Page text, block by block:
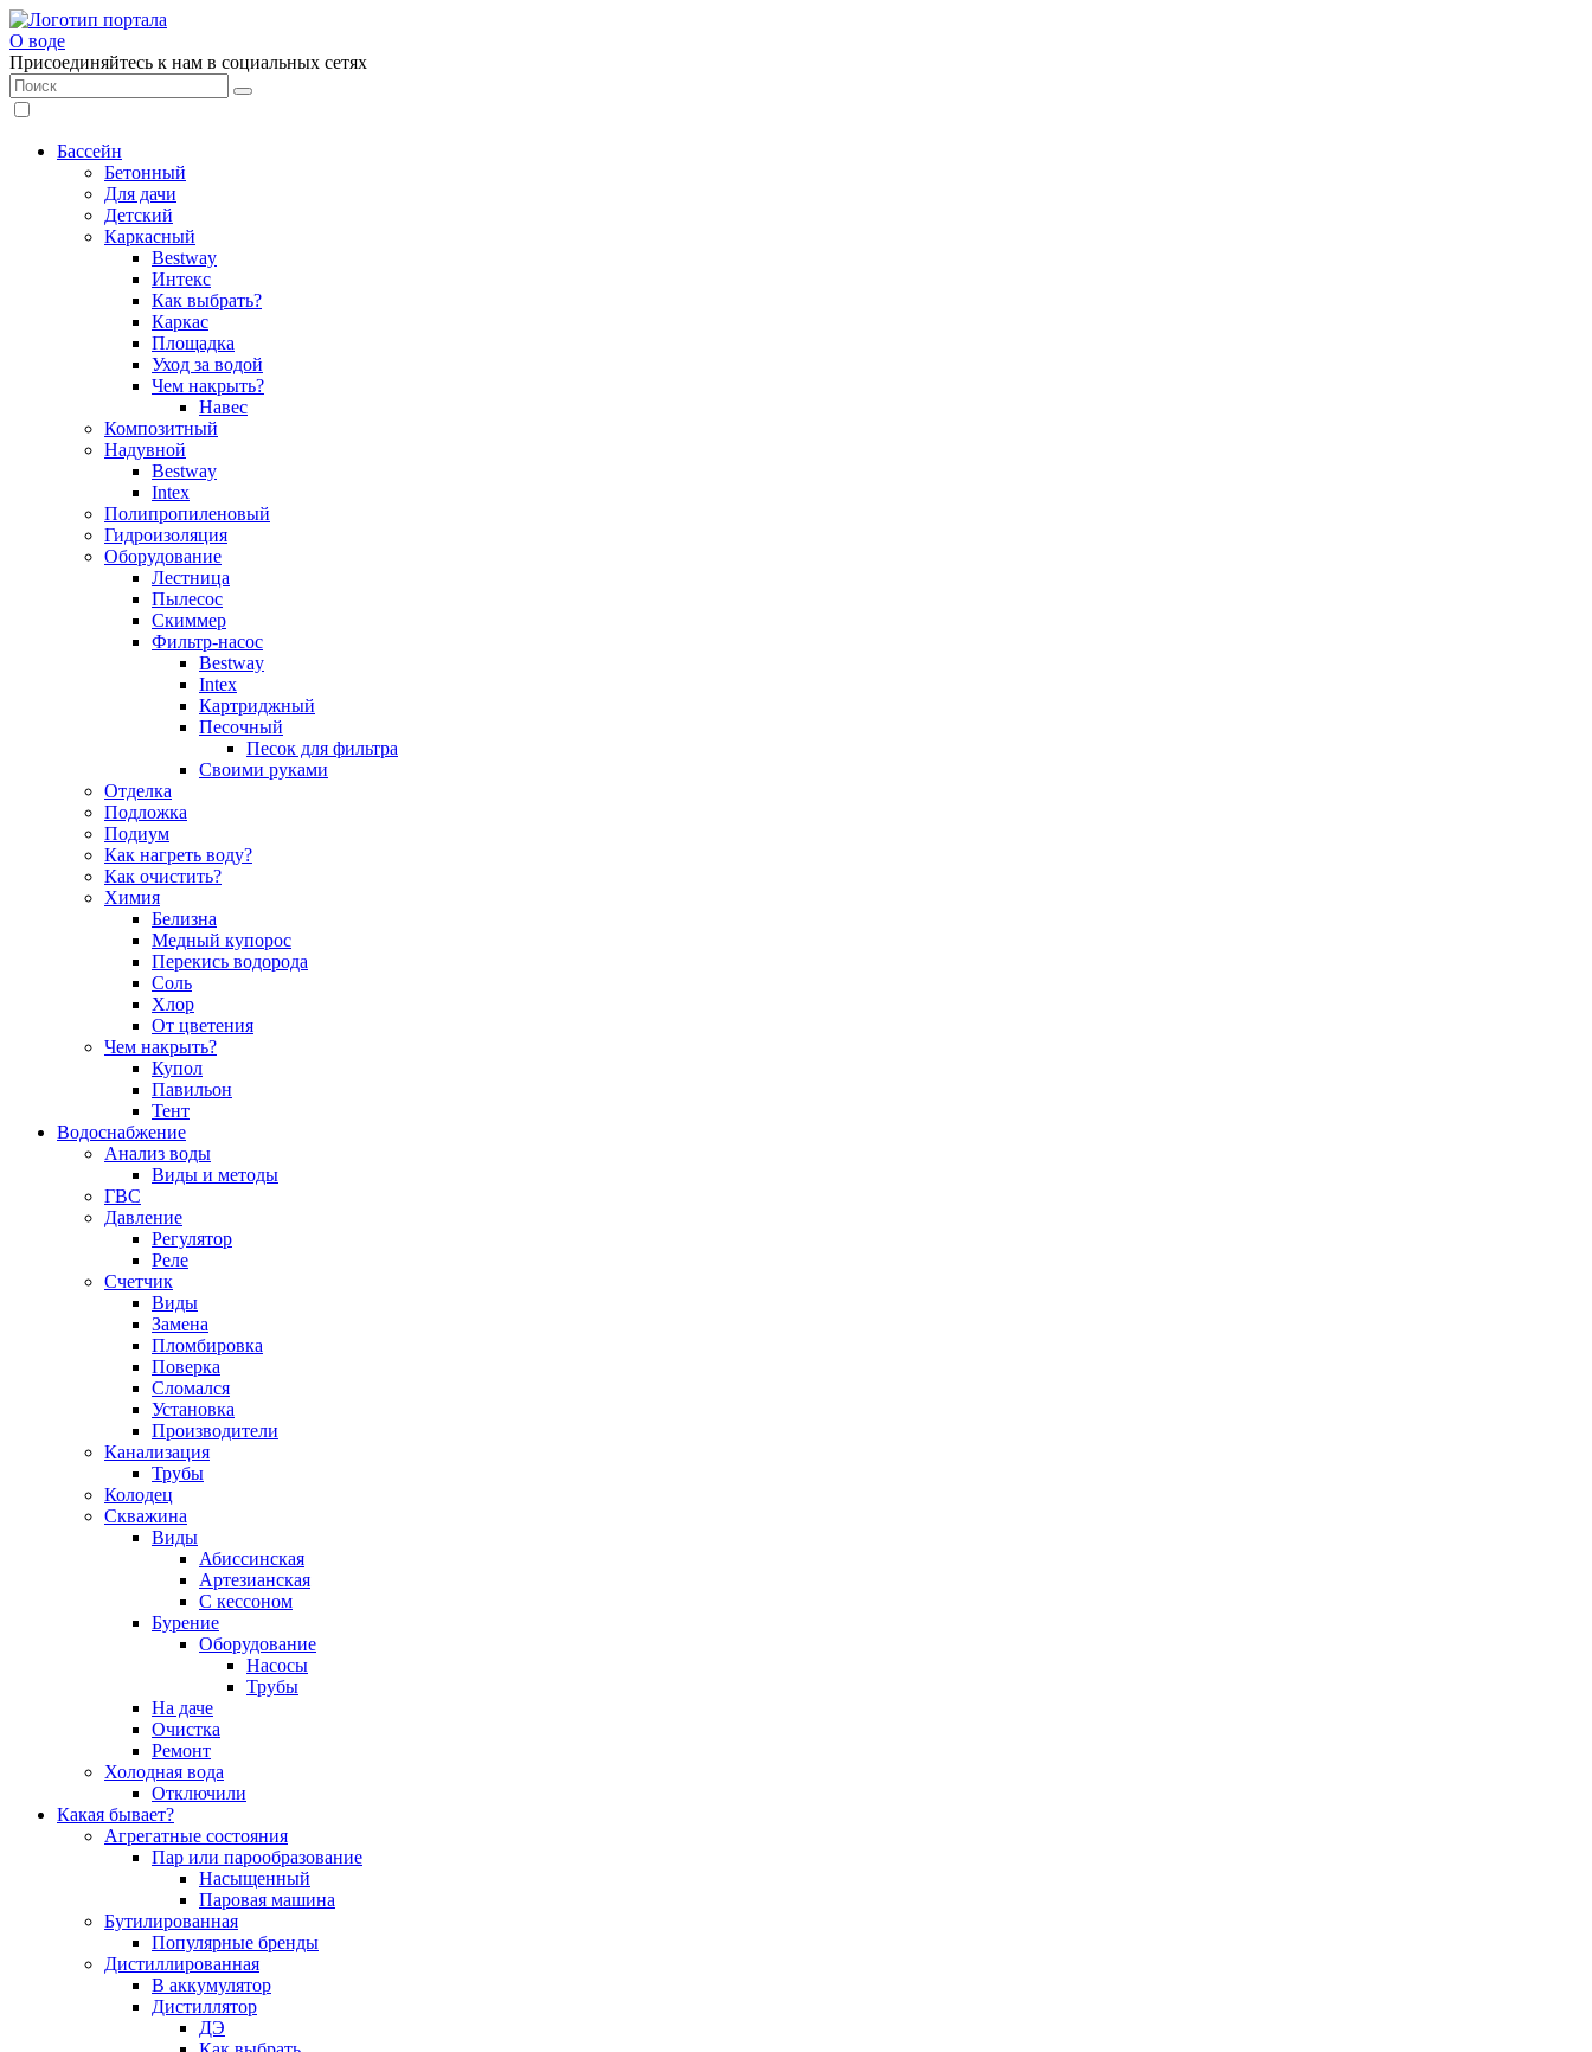
О воде
Присоединяйтесь к нам в социальных сетях
Бассейн
Бетонный
Для дачи
Детский
Каркасный
Bestway
Интекс
Как выбрать?
Каркас
Площадка
Уход за водой
Чем накрыть?
Навес
Композитный
Надувной
Bestway
Intex
Полипропиленовый
Гидроизоляция
Оборудование
Лестница
Пылесос
Скиммер
Фильтр-насос
Bestway
Intex
Картриджный
Песочный
Песок для фильтра
Своими руками
Отделка
Подложка
Подиум
Как нагреть воду?
Как очистить?
Химия
Белизна
Медный купорос
Перекись водорода
Соль
Хлор
От цветения
Чем накрыть?
Купол
Павильон
Тент
Водоснабжение
Анализ воды
Виды и методы
ГВС
Давление
Регулятор
Реле
Счетчик
Виды
Замена
Пломбировка
Поверка
Сломался
Установка
Производители
Канализация
Трубы
Колодец
Скважина
Виды
Абиссинская
Артезианская
С кессоном
Бурение
Оборудование
Насосы
Трубы
На даче
Очистка
Ремонт
Холодная вода
Отключили
Какая бывает?
Агрегатные состояния
Пар или парообразование
Насыщенный
Паровая машина
Бутилированная
Популярные бренды
Дистиллированная
В аккумулятор
Дистиллятор
ДЭ